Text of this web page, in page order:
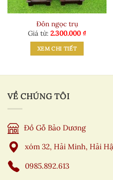
Đôn ngọc trụ
Giá từ: 2.300.000₫
XEM CHI TIẾT
VỀ CHÚNG TÔI
Đồ Gỗ Bảo Dương
xóm 32, Hải Minh, Hải
0985.892.613